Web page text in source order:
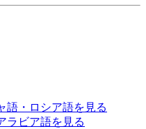
語・ロシア語を見る
ラビア語を見る